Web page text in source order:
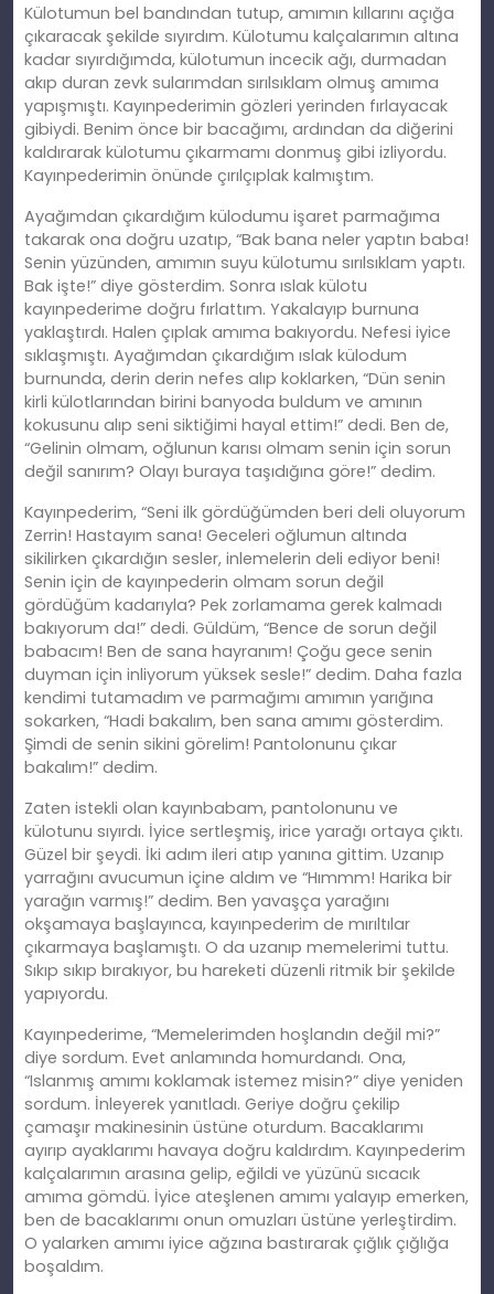
Külotumun bel bandından tutup, amımın kıllarını açığa
çıkaracak şekilde sıyırdım. Külotumu kalçalarımın altına
kadar sıyırdığımda, külotumun incecik ağı, durmadan
akıp duran zevk sularımdan sırılsıklam olmuş amıma
yapışmıştı. Kayınpederimin gözleri yerinden fırlayacak
gibiydi. Benim önce bir bacağımı, ardından da diğerini
kaldırarak külotumu çıkarmamı donmuş gibi izliyordu.
Kayınpederimin önünde çırılçıplak kalmıştım.
Ayağımdan çıkardığım külodumu işaret parmağıma
takarak ona doğru uzatıp, “Bak bana neler yaptın baba!
Senin yüzünden, amımın suyu külotumu sırılsıklam yaptı.
Bak işte!” diye gösterdim. Sonra ıslak külotu
kayınpederime doğru fırlattım. Yakalayıp burnuna
yaklaştırdı. Halen çıplak amıma bakıyordu. Nefesi iyice
sıklaşmıştı. Ayağımdan çıkardığım ıslak külodum
burnunda, derin derin nefes alıp koklarken, “Dün senin
kirli külotlarından birini banyoda buldum ve amının
kokusunu alıp seni siktiğimi hayal ettim!” dedi. Ben de,
“Gelinin olmam, oğlunun karısı olmam senin için sorun
değil sanırım? Olayı buraya taşıdığına göre!” dedim.
Kayınpederim, “Seni ilk gördüğümden beri deli oluyorum
Zerrin! Hastayım sana! Geceleri oğlumun altında
sikilirken çıkardığın sesler, inlemelerin deli ediyor beni!
Senin için de kayınpederin olmam sorun değil
gördüğüm kadarıyla? Pek zorlamama gerek kalmadı
bakıyorum da!” dedi. Güldüm, “Bence de sorun değil
babacım! Ben de sana hayranım! Çoğu gece senin
duyman için inliyorum yüksek sesle!” dedim. Daha fazla
kendimi tutamadım ve parmağımı amımın yarığına
sokarken, “Hadi bakalım, ben sana amımı gösterdim.
Şimdi de senin sikini görelim! Pantolonunu çıkar
bakalım!” dedim.
Zaten istekli olan kayınbabam, pantolonunu ve
külotunu sıyırdı. İyice sertleşmiş, irice yarağı ortaya çıktı.
Güzel bir şeydi. İki adım ileri atıp yanına gittim. Uzanıp
yarrağını avucumun içine aldım ve “Hımmm! Harika bir
yarağın varmış!” dedim. Ben yavaşça yarağını
okşamaya başlayınca, kayınpederim de mırıltılar
çıkarmaya başlamıştı. O da uzanıp memelerimi tuttu.
Sıkıp sıkıp bırakıyor, bu hareketi düzenli ritmik bir şekilde
yapıyordu.
Kayınpederime, “Memelerimden hoşlandın değil mi?”
diye sordum. Evet anlamında homurdandı. Ona,
“Islanmış amımı koklamak istemez misin?” diye yeniden
sordum. İnleyerek yanıtladı. Geriye doğru çekilip
çamaşır makinesinin üstüne oturdum. Bacaklarımı
ayırıp ayaklarımı havaya doğru kaldırdım. Kayınpederim
kalçalarımın arasına gelip, eğildi ve yüzünü sıcacık
amıma gömdü. İyice ateşlenen amımı yalayıp emerken,
ben de bacaklarımı onun omuzları üstüne yerleştirdim.
O yalarken amımı iyice ağzına bastırarak çığlık çığlığa
boşaldım.